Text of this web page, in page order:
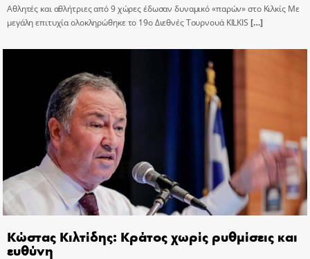
Αθλητές και αθλήτριες από 9 χώρες έδωσαν δυναμικό «παρών» στο Κιλκίς Με
μεγάλη επιτυχία ολοκληρώθηκε το 19ο Διεθνές Τουρνουά KILKIS […]
Κώστας Κιλτίδης: Κράτος χωρίς ρυθμίσεις και
ευθύνη